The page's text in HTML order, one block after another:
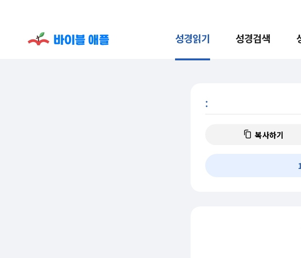
성경읽기 성경검색
:
복사하기